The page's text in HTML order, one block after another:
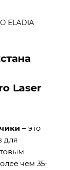
ELADIA
Laser
– это
для
чем 35-